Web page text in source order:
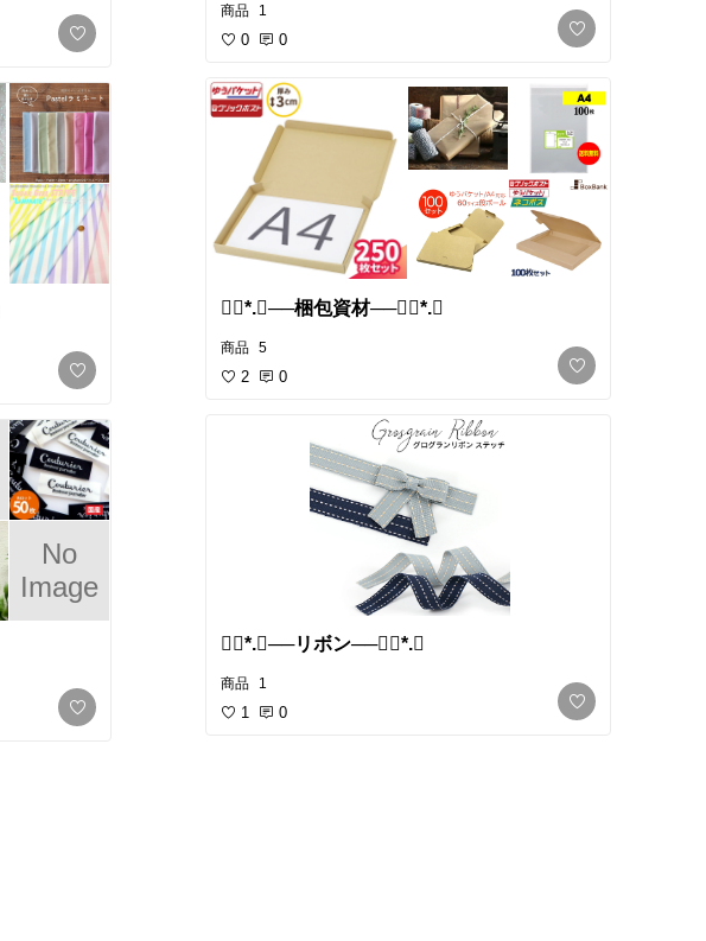
No
Image
商品 1
0 0
❁⃘*.ﾟ​──梱包資材──❁⃘*.ﾟ
商品 5
2 0
❁⃘*.ﾟ​──リボン──❁⃘*.ﾟ
商品 1
1 0